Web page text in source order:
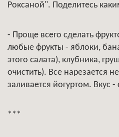
Роксаной". Поделитесь
- Проще всего сделать
любые фрукты - яблоки,
этого салата), клубника,
очистить). Все нарезается
заливается йогуртом. Вкус -
***